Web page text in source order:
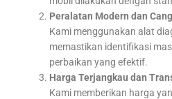
Peralatan Modern dan
Kami menggunakan alat
memastikan identifikasi
perbaikan yang efektif.
Harga Terjangkau dan
Kami memberikan harga